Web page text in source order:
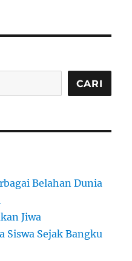
CARI
Belahan Dunia
Jiwa
Siswa Sejak Bangku